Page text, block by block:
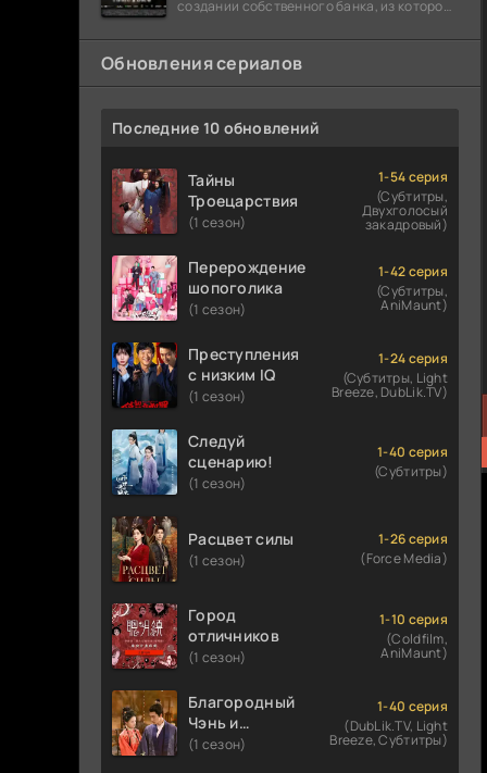
создании собственного банка, из которого
долларов. Однако,
Обновления сериалов
Последние 10 обновлений
Тайны
Троецарствия
(1 сезон)
1-54 серия
(Субтитры,
Двухголосый
закадровый)
Перерождение
шопоголика
(1 сезон)
1-42 серия
(Субтитры,
AniMaunt)
Преступления
с низким IQ
(1 сезон)
1-24 серия
(Субтитры, Light
Breeze, DubLik.TV)
Следуй
сценарию!
(1 сезон)
1-40 серия
(Субтитры)
Расцвет силы
(1 сезон)
1-26 серия
(Force Media)
Город
отличников
(1 сезон)
1-10 серия
(Coldfilm,
AniMaunt)
Благородный
Чэнь и
прекрасная
(1 сезон)
1-40 серия
(DubLik.TV, Light
Breeze, Субтитры)